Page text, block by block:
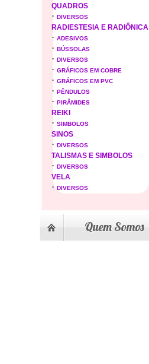
QUADROS
· DIVERSOS
RADIESTESIA E RADIÔNICA
· ADESIVOS
· BÚSSOLAS
· DIVERSOS
· GRÁFICOS EM COBRE
· GRÁFICOS EM PVC
· PÊNDULOS
· PIRÂMIDES
REIKI
· SIMBOLOS
SINOS
· DIVERSOS
TALISMAS E SIMBOLOS
· DIVERSOS
VELA
· DIVERSOS
Quem Somos